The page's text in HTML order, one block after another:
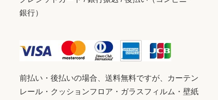
銀行）
前払い・後払いの場合、送料無料ですが、カーテン
レール・クッションフロア・ガラスフィルム・壁紙